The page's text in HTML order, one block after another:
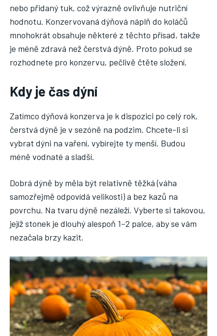
nebo přidaný tuk, což výrazně ovlivňuje nutriční
hodnotu. Konzervovaná dýňová náplň do koláčů
mnohokrát obsahuje některé z těchto přísad, takže
je méně zdravá než čerstvá dýně. Proto pokud se
rozhodnete pro konzervu, pečlivě čtěte složení.
Kdy je čas dýní
Zatímco dýňová konzerva je k dispozici po celý rok,
čerstvá dýně je v sezóně na podzim. Chcete-li si
vybrat dýni na vaření, vybírejte ty menší. Budou
méně vodnaté a sladší.
Dobrá dýně by měla být relativně těžká (váha
samozřejmě odpovídá velikosti) a bez kazů na
povrchu. Na tvaru dýně nezáleží. Vyberte si takovou,
jejíž stonek je dlouhý alespoň 1–2 palce, aby se vám
nezačala brzy kazit.